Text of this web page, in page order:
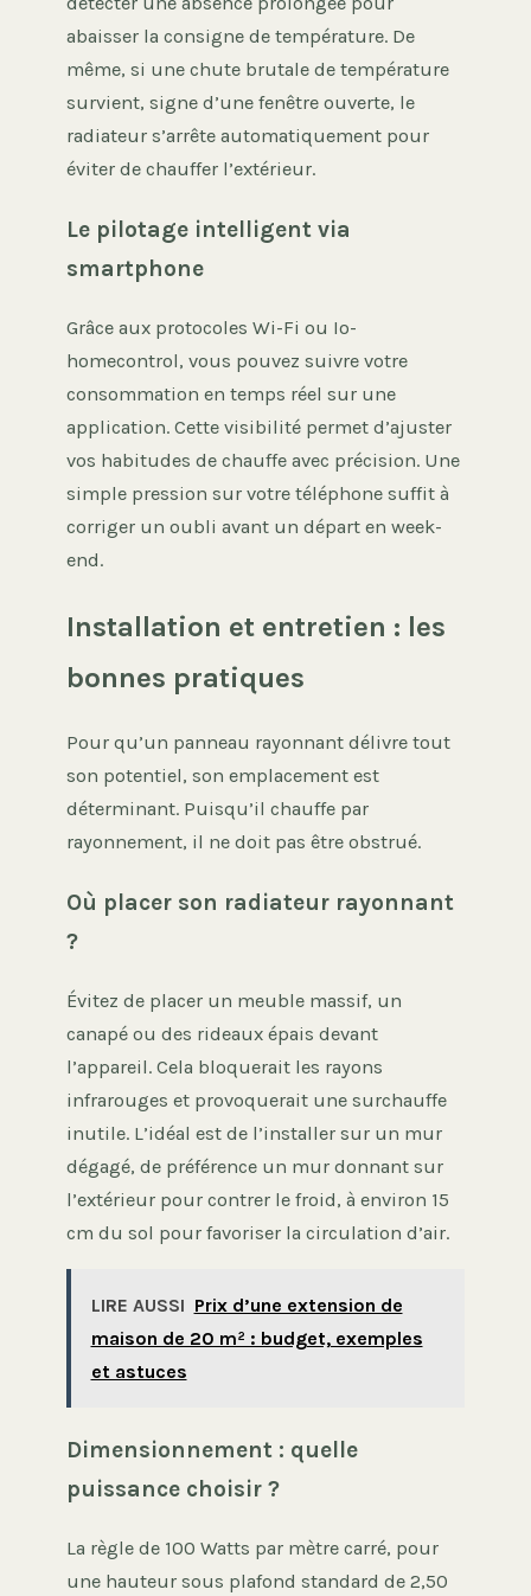
abaisser la consigne de température. De
même, si une chute brutale de température
survient, signe d’une fenêtre ouverte, le
radiateur s’arrête automatiquement pour
éviter de chauffer l’extérieur.
Le pilotage intelligent via
smartphone
Grâce aux protocoles Wi-Fi ou Io-
homecontrol, vous pouvez suivre votre
consommation en temps réel sur une
application. Cette visibilité permet d’ajuster
vos habitudes de chauffe avec précision. Une
simple pression sur votre téléphone suffit à
corriger un oubli avant un départ en week-
end.
Installation et entretien : les
bonnes pratiques
Pour qu’un panneau rayonnant délivre tout
son potentiel, son emplacement est
déterminant. Puisqu’il chauffe par
rayonnement, il ne doit pas être obstrué.
Où placer son radiateur rayonnant
?
Évitez de placer un meuble massif, un
canapé ou des rideaux épais devant
l’appareil. Cela bloquerait les rayons
infrarouges et provoquerait une surchauffe
inutile. L’idéal est de l’installer sur un mur
dégagé, de préférence un mur donnant sur
l’extérieur pour contrer le froid, à environ 15
cm du sol pour favoriser la circulation d’air.
LIRE AUSSI Prix d’une extension de
maison de 20 m² : budget, exemples
et astuces
Dimensionnement : quelle
puissance choisir ?
La règle de 100 Watts par mètre carré, pour
une hauteur sous plafond standard de 2,50